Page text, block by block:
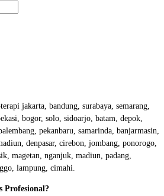
jakarta, bandung, surabaya, semarang,
bogor, solo, sidoarjo, batam, depok,
pekanbaru, samarinda, banjarmasin,
denpasar, cirebon, jombang, ponorogo,
magetan, nganjuk, madiun, padang,
lampung, cimahi.
Profesional?